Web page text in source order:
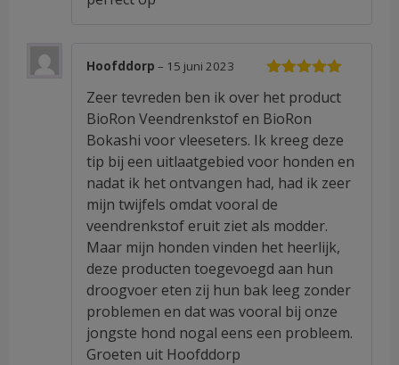
5uit 5
Hoofddorp– 15 juni 2023
Zeer tevreden ben ik over het product
BioRon Veendrenkstof en BioRon
Bokashi voor vleeseters. Ik kreeg deze
tip bij een uitlaatgebied voor honden en
nadat ik het ontvangen had, had ik zeer
mijn twijfels omdat vooral de
veendrenkstof eruit ziet als modder.
Maar mijn honden vinden het heerlijk,
deze producten toegevoegd aan hun
droogvoer eten zij hun bak leeg zonder
problemen en dat was vooral bij onze
jongste hond nogal eens een probleem.
Groeten uit Hoofddorp